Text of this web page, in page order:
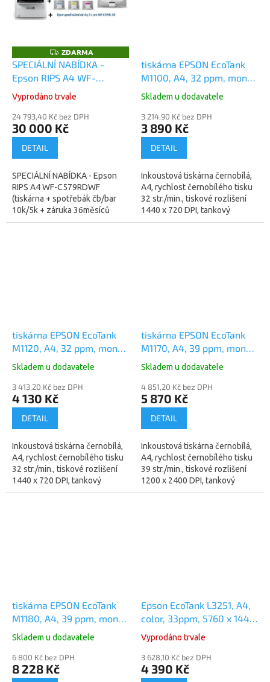
Z
D
A
R
A
ZDARMA
SPECIÁLNÍ NABÍDKA -
Epson RIPS A4 WF-
C579RDWF (tiskárna +
spotřebák čb/bar 10k/5k +
záruka 36měsíců OSS)
Vyprodáno trvale
24 793,40 Kč bez DPH
30 000 Kč
DETAIL
SPECIÁLNÍ NABÍDKA - Epson
RIPS A4 WF-C579RDWF
(tiskárna + spotřebák čb/bar
10k/5k + záruka 36měsíců
OSS) TISKOVÝ SET obsahuje:
tiskárna EPSON EcoTank
M1100, A4, 32 ppm, mono
(C11CG95403)
Skladem u dodavatele
3 214,90 Kč bez DPH
3 890 Kč
DETAIL
Inkoustová tiskárna černobílá,
A4, rychlost černobílého tisku
32 str./min., tiskové rozlišení
1440 x 720 DPI, tankový
systém, USB . Po registraci 3
tiskárna EPSON EcoTank
M1120, A4, 32 ppm, mono
(C11CG96403)
Skladem u dodavatele
3 413,20 Kč bez DPH
4 130 Kč
DETAIL
Inkoustová tiskárna černobílá,
A4, rychlost černobílého tisku
32 str./min., tiskové rozlišení
1440 x 720 DPI, tankový
systém, USB, WI-FI . Po
tiskárna EPSON EcoTank
M1170, A4, 39 ppm, mono
(C11CH44402)
Skladem u dodavatele
4 851,20 Kč bez DPH
5 870 Kč
DETAIL
Inkoustová tiskárna černobílá,
A4, rychlost černobílého tisku
39 str./min., tiskové rozlišení
1200 x 2400 DPI, tankový
systém, WiFi, LAN a USB. Po
tiskárna EPSON EcoTank
M1180, A4, 39 ppm, mono
(C11CG94403)
Skladem u dodavatele
6 800 Kč bez DPH
8 228 Kč
Epson EcoTank L3251, A4,
color, 33ppm, 5760 x 1440
(C11CJ67406)
Vyprodáno trvale
3 628,10 Kč bez DPH
4 390 Kč